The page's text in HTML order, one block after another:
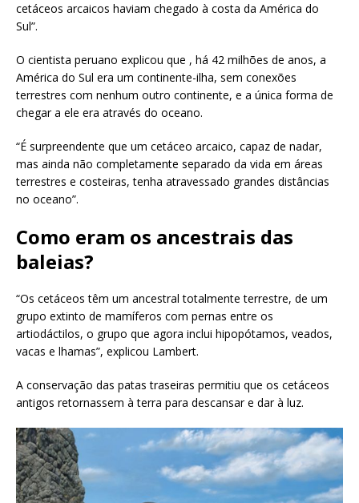
cetáceos arcaicos haviam chegado à costa da América do
Sul”.
O cientista peruano explicou que , há 42 milhões de anos, a
América do Sul era um continente-ilha, sem conexões
terrestres com nenhum outro continente, e a única forma de
chegar a ele era através do oceano.
“É surpreendente que um cetáceo arcaico, capaz de nadar,
mas ainda não completamente separado da vida em áreas
terrestres e costeiras, tenha atravessado grandes distâncias
no oceano”.
Como eram os ancestrais das
baleias?
“Os cetáceos têm um ancestral totalmente terrestre, de um
grupo extinto de mamíferos com pernas entre os
artiodáctilos, o grupo que agora inclui hipopótamos, veados,
vacas e lhamas”, explicou Lambert.
A conservação das patas traseiras permitiu que os cetáceos
antigos retornassem à terra para descansar e dar à luz.